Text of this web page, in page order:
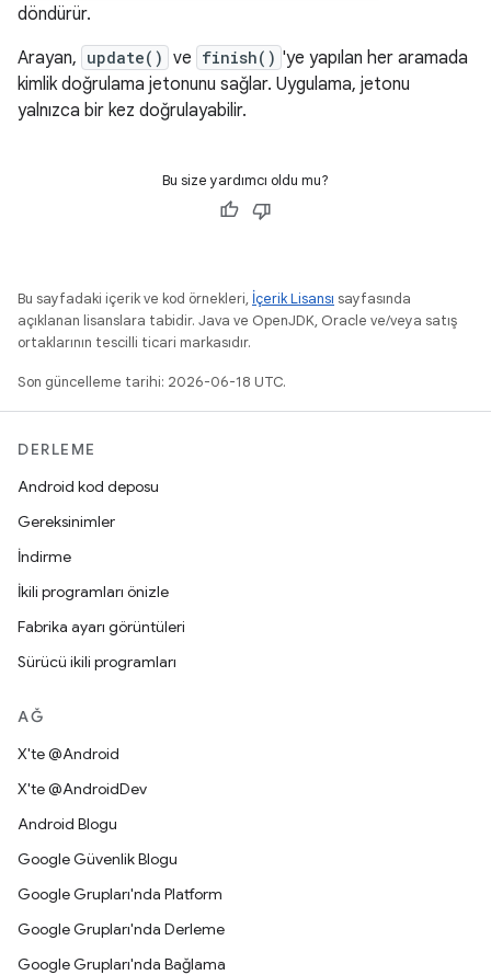
döndürür.
Arayan, update() ve finish() 'ye yapılan her aramada
kimlik doğrulama jetonunu sağlar. Uygulama, jetonu
yalnızca bir kez doğrulayabilir.
Bu size yardımcı oldu mu?
Bu sayfadaki içerik ve kod örnekleri, İçerik Lisansı sayfasında
açıklanan lisanslara tabidir. Java ve OpenJDK, Oracle ve/veya satış
ortaklarının tescilli ticari markasıdır.
Son güncelleme tarihi: 2026-06-18 UTC.
DERLEME
Android kod deposu
Gereksinimler
İndirme
İkili programları önizle
Fabrika ayarı görüntüleri
Sürücü ikili programları
AĞ
X'te @Android
X'te @AndroidDev
Android Blogu
Google Güvenlik Blogu
Google Grupları'nda Platform
Google Grupları'nda Derleme
Google Grupları'nda Bağlama